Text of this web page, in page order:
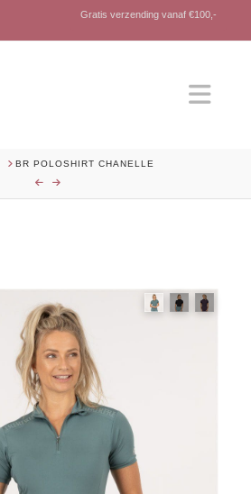
Gratis verzending vanaf €100,-
BR POLOSHIRT CHANELLE